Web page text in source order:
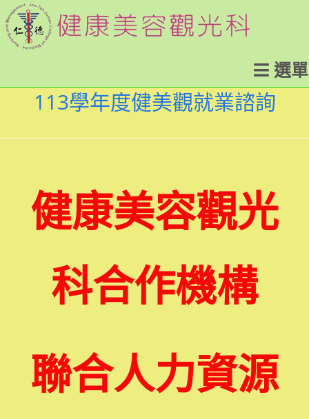
to
content
選單
113學年度健美觀就業諮詢
健康美容觀光
科合作機構
聯合人力資源